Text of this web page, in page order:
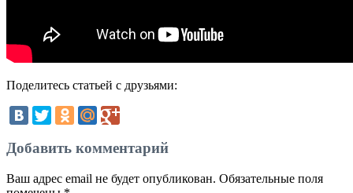
Поделитесь статьей с друзьями:
Добавить комментарий
Ваш адрес email не будет опубликован. Обязательные поля